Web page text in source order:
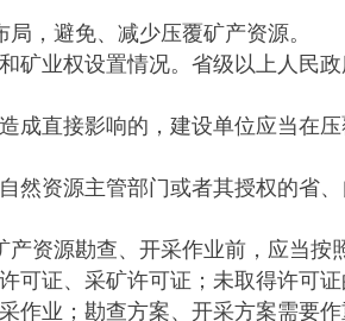
，避免、减少压覆矿产资源。
业权设置情况。省级以上人民政
直接影响的，建设单位应当在
资源主管部门或者其授权的省
源勘查、开采作业前，应当按
证、采矿许可证；未取得许可证
业；勘查方案、开采方案需要作